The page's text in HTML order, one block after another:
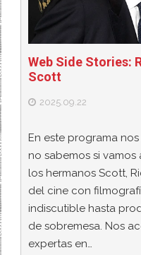
Web Side Stories:
Scott
2025.09.22
En este programa
no sabemos si vamos
los hermanos Scott,
del cine con
indiscutible hasta
de sobremesa. Nos
expertas en…